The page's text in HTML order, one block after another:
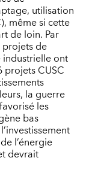
utilisation
même si cette
de loin. Par
projets de
industrielle ont
projets CUSC
la guerre
les
bas
l’énergie
devrait